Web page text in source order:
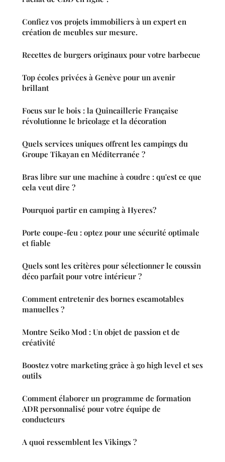
Confiez vos projets immobiliers à un expert en
création de meubles sur mesure.
Recettes de burgers originaux pour votre barbecue
Top écoles privées à Genève pour un avenir
brillant
Focus sur le bois : la Quincaillerie Française
révolutionne le bricolage et la décoration
Quels services uniques offrent les campings du
Groupe Tikayan en Méditerranée ?
Bras libre sur une machine à coudre : qu'est ce que
cela veut dire ?
Pourquoi partir en camping à Hyeres?
Porte coupe-feu : optez pour une sécurité optimale
et fiable
Quels sont les critères pour sélectionner le coussin
déco parfait pour votre intérieur ?
Comment entretenir des bornes escamotables
manuelles ?
Montre Seiko Mod : Un objet de passion et de
créativité
Boostez votre marketing grâce à go high level et ses
outils
Comment élaborer un programme de formation
ADR personnalisé pour votre équipe de
conducteurs
A quoi ressemblent les Vikings ?